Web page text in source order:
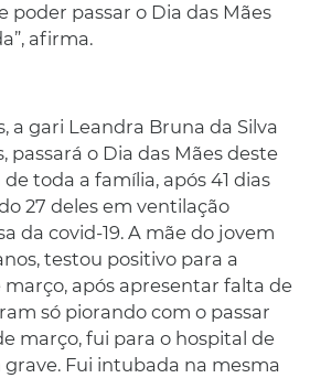
poder passar o Dia das Mães
afirma.
a gari Leandra Bruna da Silva
passará o Dia das Mães deste
toda a família, após 41 dias
27 deles em ventilação
da covid-19. A mãe do jovem
testou positivo para a
março, após apresentar falta de
só piorando com o passar
março, fui para o hospital de
Fui intubada na mesma